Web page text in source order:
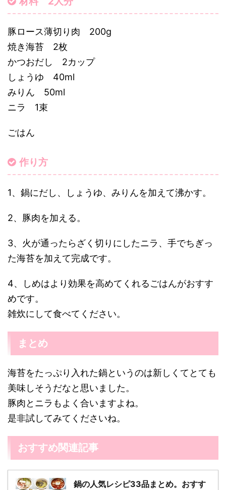
豚ロース薄切り肉 200g
焼き海苔 2枚
かつおだし 2カップ
しょうゆ 40ml
みりん 50ml
ニラ 1束
ごはん
作り方
1、鍋にだし、しょうゆ、みりんを加えて沸かす。
2、豚肉を加える。
3、火が通ったらざく切りにしたニラ、手でちぎっ
た海苔を加えて完成です。
4、しめはより効果を高めてくれるごはんがおすす
めです。
雑炊にして食べてください。
まとめ
海苔をたっぷり入れた鍋というのは新しくてとても
美味しそうだなと思いました。
豚肉とニラもよく合いますよね。
是非試してみてくださいね。
おすすめ関連記事
鍋の人気レシピ33品まとめ。おすす